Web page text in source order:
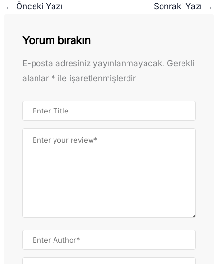
← Önceki Yazı Sonraki Yazı →
Yorum bırakın
E-posta adresiniz yayınlanmayacak. Gerekli
alanlar * ile işaretlenmişlerdir